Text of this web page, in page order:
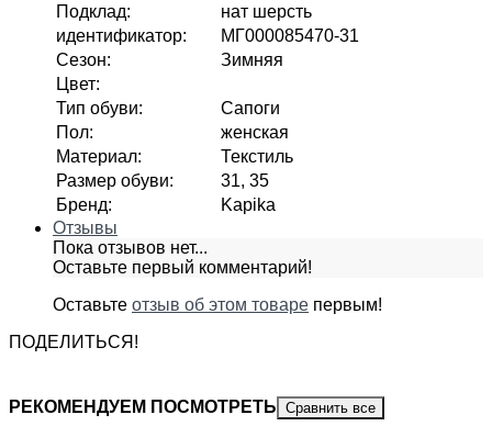
Подклад:
нат шерсть
идентификатор:
МГ000085470-31
Сезон:
Зимняя
Цвет:
Тип обуви:
Сапоги
Пол:
женская
Материал:
Текстиль
Размер обуви:
31, 35
Бренд:
Kapika
Отзывы
Пока отзывов нет...
Оставьте первый комментарий!
Оставьте отзыв об этом товаре первым!
ПОДЕЛИТЬСЯ!
РЕКОМЕНДУЕМ ПОСМОТРЕТЬ Сравнить все